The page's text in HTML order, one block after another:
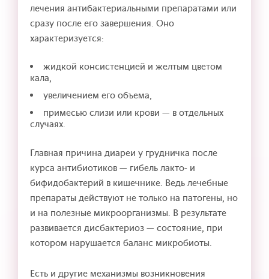
лечения антибактериальными препаратами или
сразу после его завершения. Оно
характеризуется:
жидкой консистенцией и желтым цветом
кала,
увеличением его объема,
примесью слизи или крови — в отдельных
случаях.
Главная причина диареи у грудничка после
курса антибиотиков — гибель лакто- и
бифидобактерий в кишечнике. Ведь лечебные
препараты действуют не только на патогены, но
и на полезные микроорганизмы. В результате
развивается дисбактериоз — состояние, при
котором нарушается баланс микробиоты.
Есть и другие механизмы возникновения